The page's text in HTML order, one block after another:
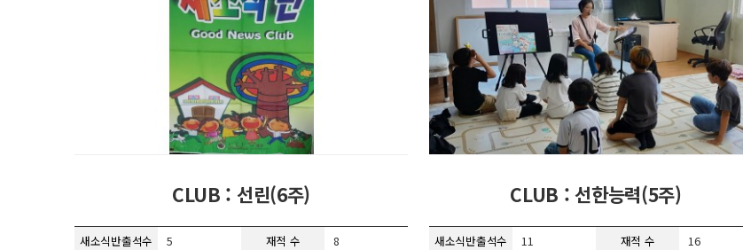
CLUB : 선린(6주)
새소식반출석수 5 재적 수
8
CLUB : 선한능력(5주)
새소식반출석수 11 재적 수
16